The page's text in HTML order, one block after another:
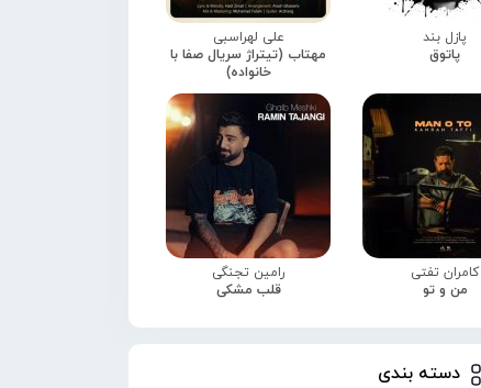
پازل بند
پاتوق
علی لهراسبی
مهتاب (تیتراژ سریال صفا با
خانواده)
کامران تفتی
من و تو
رامین تجنگی
قلب مشکی
دسته بندی